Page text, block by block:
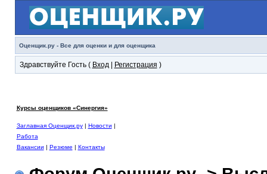
Оценщик.ру - Все для оценки и для оценщика
Здравствуйте Гость ( Вход| Регистрация )
Курсы оценщиков «Синергия»
Заглавная Оценщик.ру| Новости |
Работа
Вакансии | Резюме | Контакты